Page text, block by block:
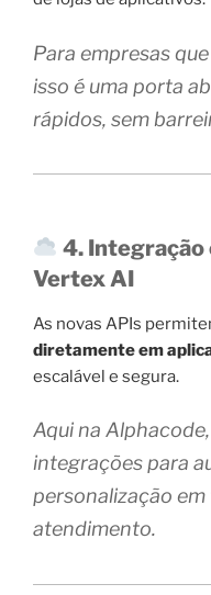
Para empresas
isso é uma porta
rápidos, sem
4. Integração
Vertex AI
As novas APIs
diretamente em
escalável e segura.
Aqui na
integrações para
personalização
atendimento.